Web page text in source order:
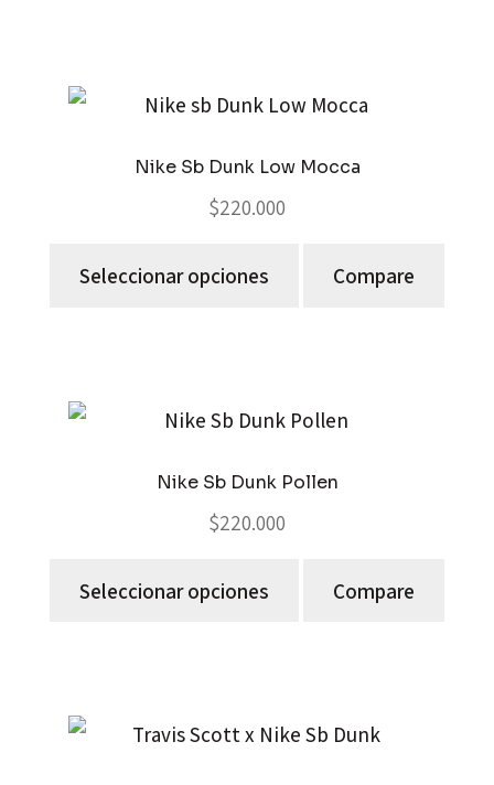
Nike Sb Dunk Low Mocca
$220.000
Seleccionar opciones Compare
Nike Sb Dunk Pollen
$220.000
Seleccionar opciones Compare